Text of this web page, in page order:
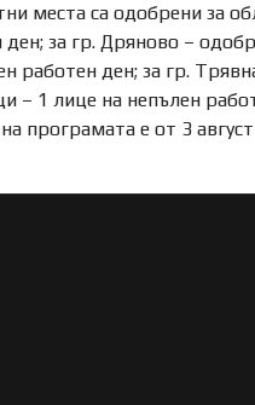
места са одобрени за
за гр. Дряново –
работен ден; за гр.
– 1 лице на непълен
програмата е от 3